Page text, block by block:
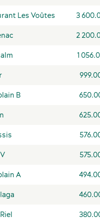
Centre
Centre
Quai de
Les Voûtes 3
2
1
B
A